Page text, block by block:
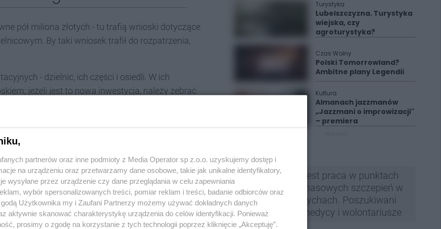
pół miliona złotych - tu trafią wnioski dotyczące
By taki wniosek trafił do rozpatrzenia,
- dzielnic, ich części i osiedli. W ich
jeżeli jest to nowa inwestycja, należy zebrać
proponowanego projektu.
2025 - gdzie i jak
punkcie konsultacyjnym przy Barona
Urzędu Miasta. Wypełnione można składać
listownie na adres tego drugiego albo przesłać
z załącznikami do punktu przy Barona w ciągu
Turystyka
Lubelszczyzna. Turystyka
wiejska, czy
agroturystyka?
Czas Wolny
Polski Tomorrowland?
Ambitne plany Legendii
Kultura
Almanach jazzmanów
„Jazzmani o improwizacji"
– premiera
Jest praca w punktach
masowych szczepień w
Tychach. Poszukiwani
medycy i wolontariusze
partnerów oraz inne podmioty z Media Operator sp z.o.o. uzyskujemy dostęp i
na urządzeniu oraz przetwarzamy dane osobowe, takie jak unikalne identyfikatory,
wysyłane przez urządzenie czy dane przeglądania w celu zapewniania
wybór spersonalizowanych treści, pomiar reklam i treści, badanie odbiorców oraz
Użytkownika my i Zaufani Partnerzy możemy używać dokładnych danych
aktywnie skanować charakterystykę urządzenia do celów identyfikacji. Ponieważ
prosimy o zgodę na korzystanie z tych technologii poprzez kliknięcie „Akceptuję”.